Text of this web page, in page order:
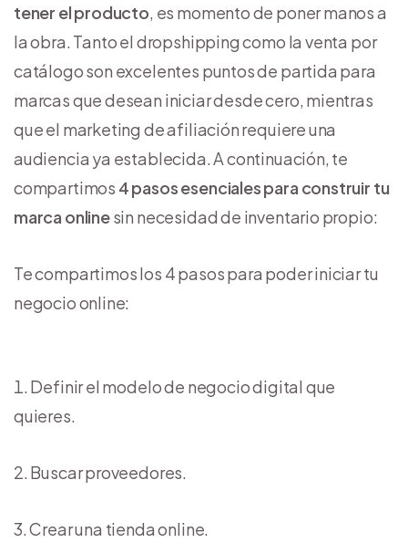
tener el producto, es momento de poner manos a
la obra. Tanto el dropshipping como la venta por
catálogo son excelentes puntos de partida para
marcas que desean iniciar desde cero, mientras
que el marketing de afiliación requiere una
audiencia ya establecida. A continuación, te
compartimos 4 pasos esenciales para construir tu
marca onlinesin necesidad de inventario propio:
Te compartimos los 4 pasos para poder iniciar tu
negocio online:
Definir el modelo de negocio digital que
quieres.
Buscar proveedores.
Crear una tienda online.